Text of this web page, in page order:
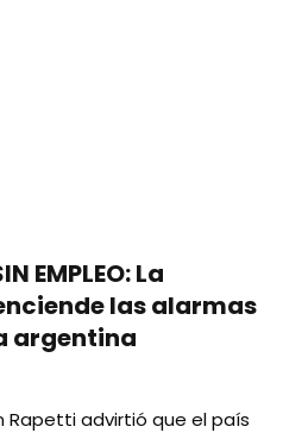
EMPLEO: La
las alarmas
argentina
Rapetti advirtió que el país